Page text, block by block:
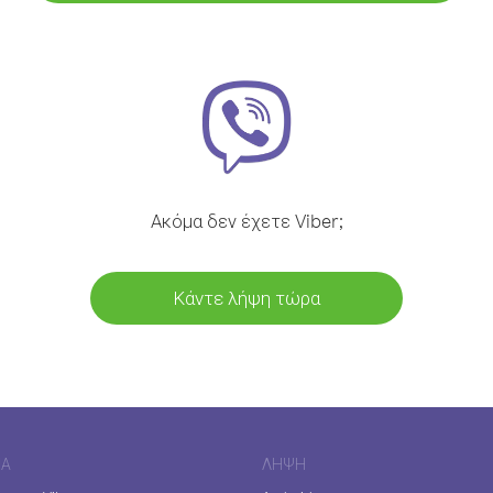
Ακόμα δεν έχετε Viber;
Κάντε λήψη τώρα
ΛΉΨΗ